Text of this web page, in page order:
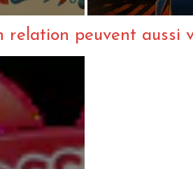
relation peuvent aussi